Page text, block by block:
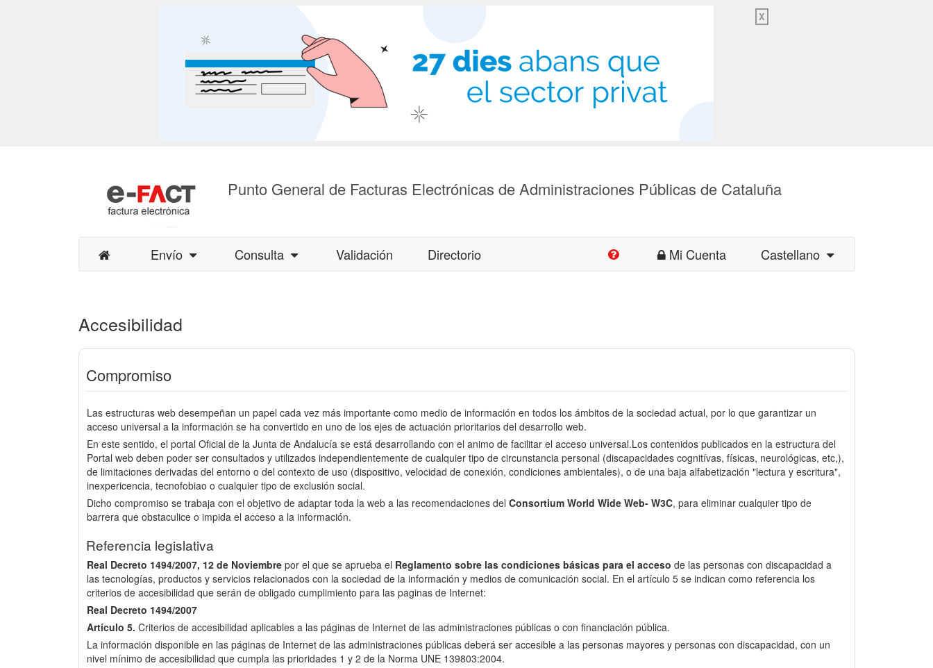
X
Punto General de Facturas Electrónicas de Administraciones Públicas de Cataluña
Envío Consulta Validación Directorio Mi Cuenta Castellano
Accesibilidad
Compromiso
Las estructuras web desempeñan un papel cada vez más importante como medio de información en todos los ámbitos de la sociedad actual, por lo que garantizar un
acceso universal a la información se ha convertido en uno de los ejes de actuación prioritarios del desarrollo web.
En este sentido, el portal Oficial de la Junta de Andalucía se está desarrollando con el animo de facilitar el acceso universal.Los contenidos publicados en la estructura del
Portal web deben poder ser consultados y utilizados independientemente de cualquier tipo de circunstancia personal (discapacidades cognitívas, físicas, neurológicas, etc,),
de limitaciones derivadas del entorno o del contexto de uso (dispositivo, velocidad de conexión, condiciones ambientales), o de una baja alfabetización "lectura y escritura",
inexpericencia, tecnofobiao o cualquier tipo de exclusión social.
Dicho compromiso se trabaja con el objetivo de adaptar toda la web a las recomendaciones del Consortium World Wide Web- W3C, para eliminar cualquier tipo de
barrera que obstaculice o impida el acceso a la información.
Referencia legislativa
Real Decreto 1494/2007, 12 de Noviembre por el que se aprueba el Reglamento sobre las condiciones básicas para el acceso de las personas con discapacidad a
las tecnologías, productos y servicios relacionados con la sociedad de la información y medios de comunicación social. En el artículo 5 se indican como referencia los
criterios de accesibilidad que serán de obligado cumplimiento para las paginas de Internet:
Real Decreto 1494/2007
Artículo 5. Criterios de accesibilidad aplicables a las páginas de Internet de las administraciones públicas o con financiación pública.
La información disponible en las páginas de Internet de las administraciones públicas deberá ser accesible a las personas mayores y personas con discapacidad, con un
nivel mínimo de accesibilidad que cumpla las prioridades 1 y 2 de la Norma UNE 139803:2004.